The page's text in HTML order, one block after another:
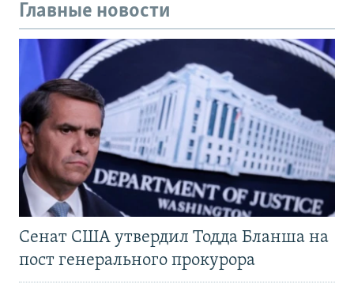
Главные новости
Сенат США утвердил Тодда Бланша на
пост генерального прокурора